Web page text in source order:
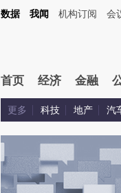
数据 我闻 机构订阅 会
首页 经济 金融
更多 科技 地产 汽